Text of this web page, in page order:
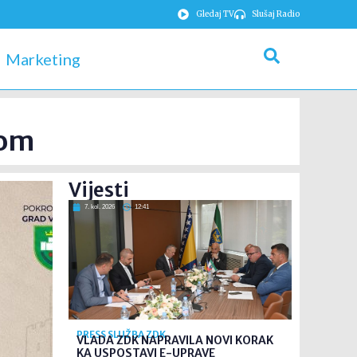
Gledaj TV Slušaj Radio
Marketing
Vijesti
7. kol. 2026 12:41
PRESS SLUŽBA ZDK
VLADA ZDK NAPRAVILA NOVI KORAK
KA USPOSTAVI E-UPRAVE